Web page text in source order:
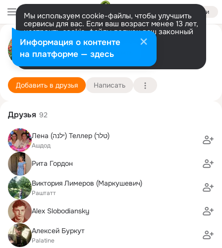
Войти
Мы используем cookie-файлы, чтобы улучшить
сервисы для вас. Если ваш возраст менее 13 лет,
настроить cookie-файлы должен ваш законный
представитель. Больше информации
Разрешить все Настроить
Инна Зальцман
Торонто 6 января (53 года)
Подробнее
Добавить в друзья Написать
Друзья 92
Лена (ילנה) Теллер (טלר)
Ашдод
Рита Гордон
Виктория Лимеров (Маркушевич)
Раштатт
Alex Slobodiansky
Алексей Буркут
Palatine
Информация о контенте
на платформе — здесь